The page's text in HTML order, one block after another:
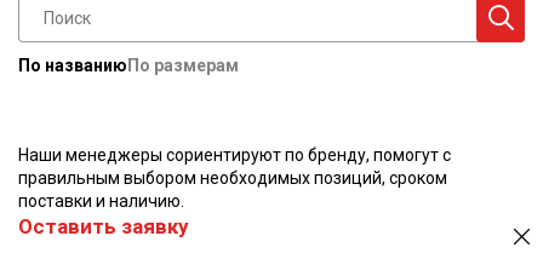
По названию По размерам
Наши менеджеры сориентируют по бренду, помогут с
правильным выбором необходимых позиций, сроком
поставки и наличию.
Оставить заявку